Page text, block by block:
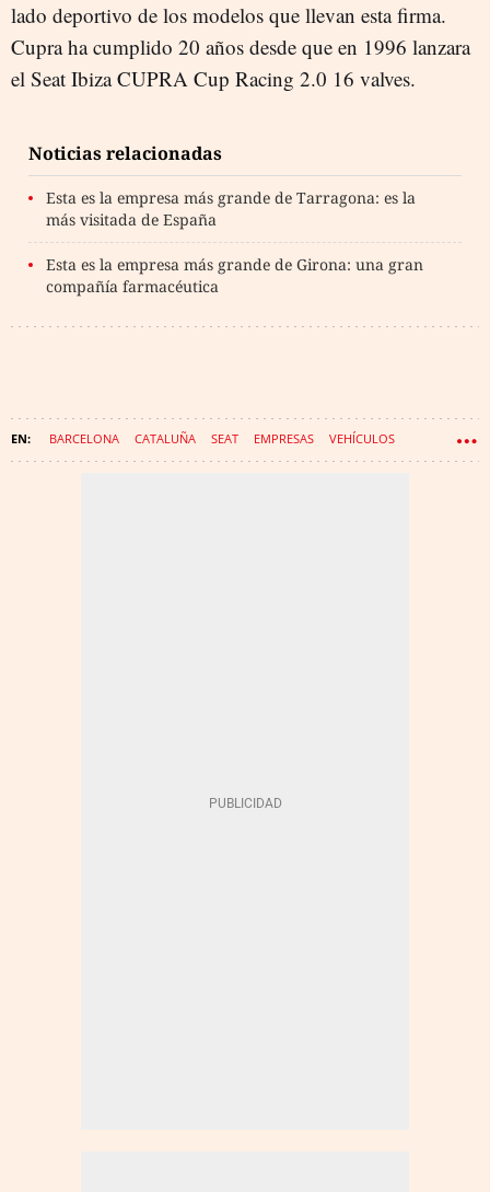
lado deportivo de los modelos que llevan esta firma.
Cupra ha cumplido 20 años desde que en 1996 lanzara
el Seat Ibiza CUPRA Cup Racing 2.0 16 valves.
Noticias relacionadas
Esta es la empresa más grande de Tarragona: es la
más visitada de España
Esta es la empresa más grande de Girona: una gran
compañía farmacéutica
BARCELONA CATALUÑA SEAT EMPRESAS VEHÍCULOS